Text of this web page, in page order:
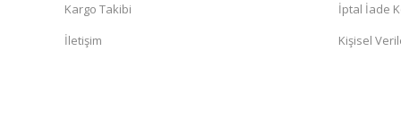
Kargo Takibi
İletişim
İptal İade
Kişisel